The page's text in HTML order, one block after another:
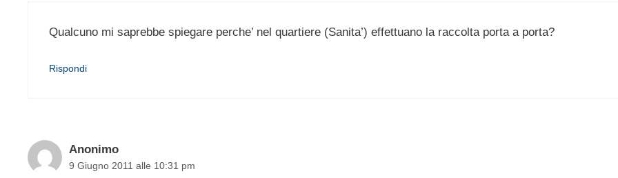
Qualcuno mi saprebbe spiegare perche’ nel quartiere (Sanita’) effettuano la raccolta porta a porta?
Rispondi
Anonimo
9 Giugno 2011 alle 10:31 pm